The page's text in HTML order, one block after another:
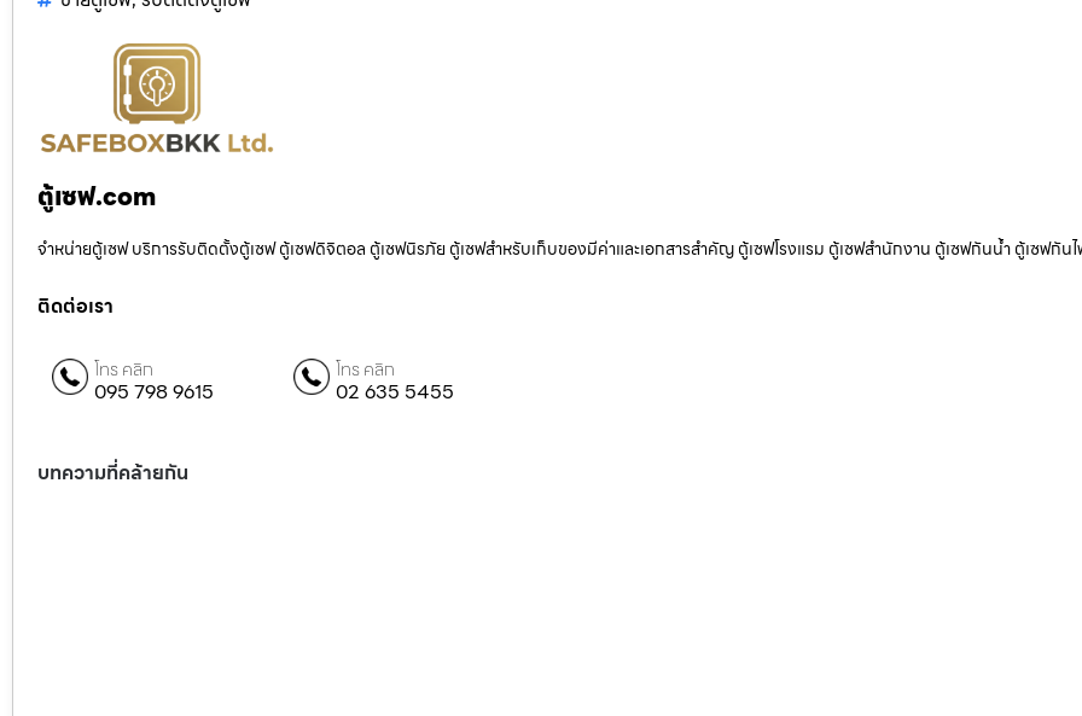
ตู้เซฟ.com
จำหน่ายตู้เซฟ บริการรับติดตั้งตู้เซฟ ตู้เซฟดิจิตอล ตู้เซฟนิรภัย ตู้เซฟสำหรับเก็บของมีค่าและเอกสารสำคัญ ตู้เซฟโรงแรม ตู้เซฟสำนักงาน ตู้เซฟกันน้ำ ตู้เซฟกัน
ติดต่อเรา
โทร คลิก
095 798 9615
โทร คลิก
02 635 5455
บทความที่คล้ายกัน